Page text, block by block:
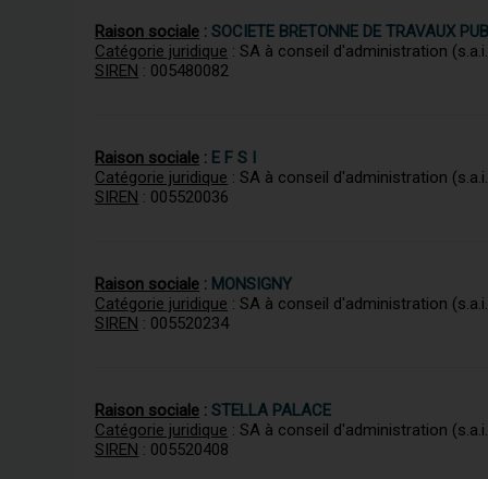
Raison sociale :SOCIETE BRETONNE DE TRAVAUX
Catégorie juridique : SA à conseil d'administration
SIREN : 005480082
Raison sociale : E F S I
Catégorie juridique : SA à conseil d'administration
SIREN : 005520036
Raison sociale : MONSIGNY
Catégorie juridique : SA à conseil d'administration
SIREN : 005520234
Raison sociale :STELLA PALACE
Catégorie juridique : SA à conseil d'administration
SIREN : 005520408